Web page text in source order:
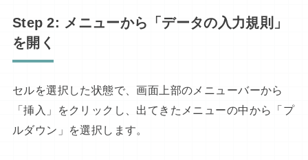
Step 2: メニューから「データの入力規則」
を開く
セルを選択した状態で、画面上部のメニューバーから
「挿入」をクリックし、出てきたメニューの中から「プ
ルダウン」を選択します。